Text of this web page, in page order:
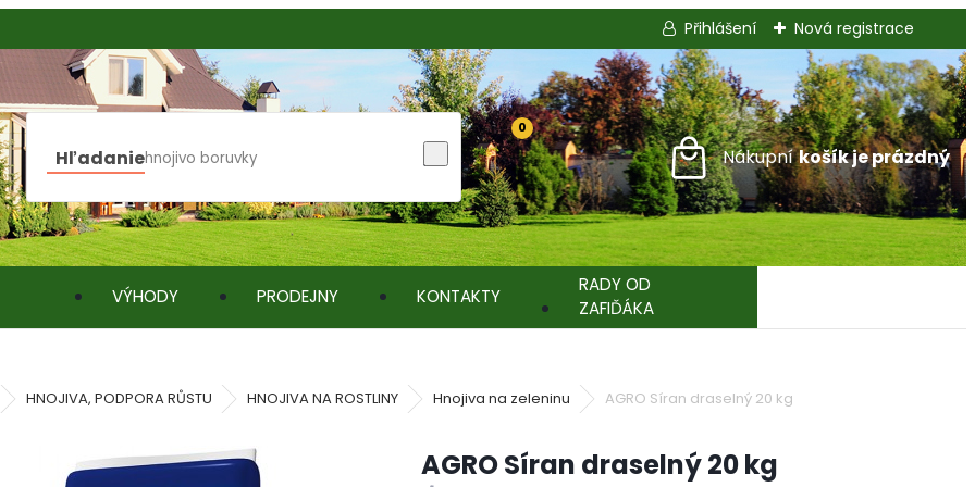
Přihlášení Nová registrace
VÝHODY PRODEJNY KONTAKTY
RADY OD
ZAFIĎÁKA
Hľadanie
0
HNOJIVA, PODPORA RŮSTU HNOJIVA NA ROSTLINY Hnojiva na zeleninu AGRO Síran draselný 20 kg
AGRO Síran draselný 20 kg